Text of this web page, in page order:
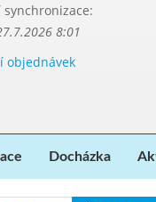
synchronizace:
8:01
objednávek
Docházka